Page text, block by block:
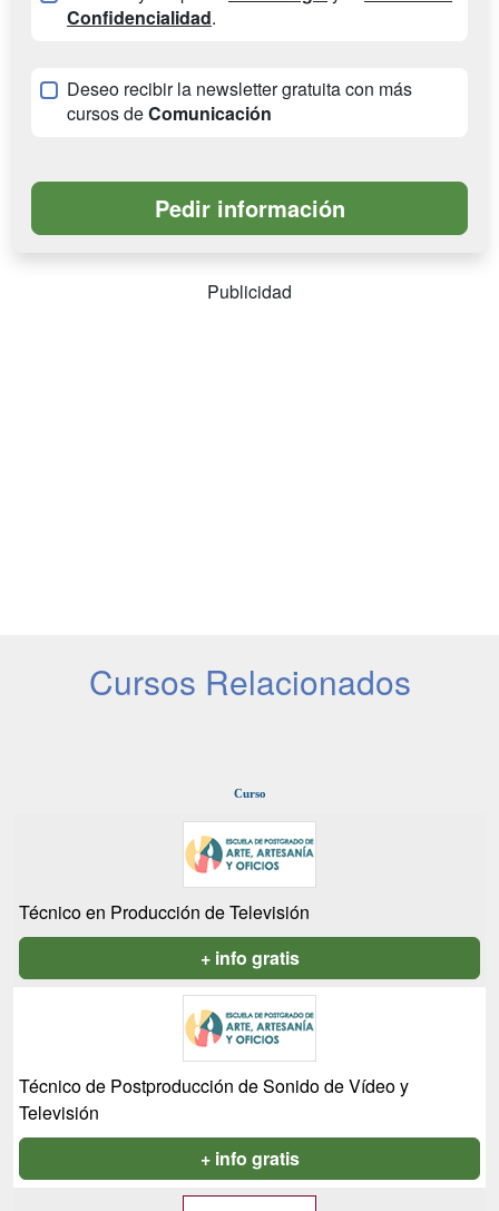
Confidencialidad.
Deseo recibir la newsletter gratuita con más
cursos deComunicación
Publicidad
Cursos Relacionados
Curso
Técnico en Producción de Televisión
+ info gratis
Técnico de Postproducción de Sonido de Vídeo y
Televisión
+ info gratis